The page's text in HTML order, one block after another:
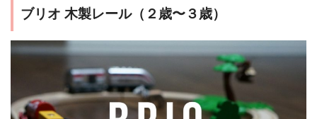
ブリオ 木製レール（２歳〜３歳）